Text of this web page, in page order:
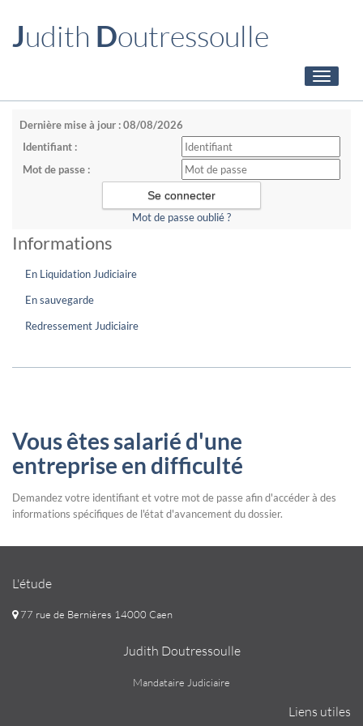
Judith Doutressoulle
Toggle
Dernière mise à jour : 08/08/2026
Identifiant :
Mot de passe :
Mot de passe oublié ?
Informations
En Liquidation Judiciaire
En sauvegarde
Redressement Judiciaire
Vous êtes salarié d'une
entreprise en difficulté
Demandez votre identifiant et votre mot de passe afin d'accéder à des
informations spécifiques de l'état d'avancement du dossier.
L'étude
77 rue de Bernières 14000 Caen
Judith Doutressoulle
Mandataire Judiciaire
Liens utiles